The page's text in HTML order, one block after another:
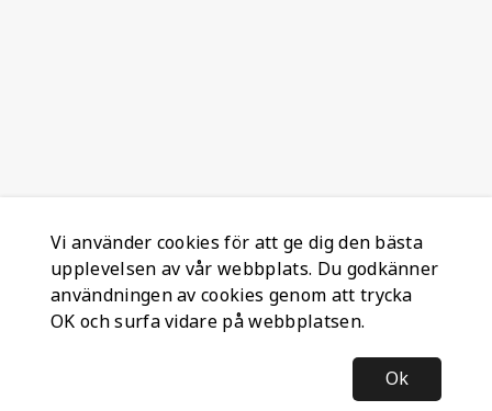
Vi använder cookies för att ge dig den bästa
upplevelsen av vår webbplats. Du godkänner
användningen av cookies genom att trycka
OK och surfa vidare på webbplatsen.
Ok